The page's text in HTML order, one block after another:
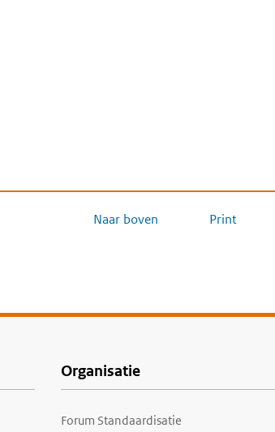
Naar boven Print
Organisatie
Forum Standaardisatie